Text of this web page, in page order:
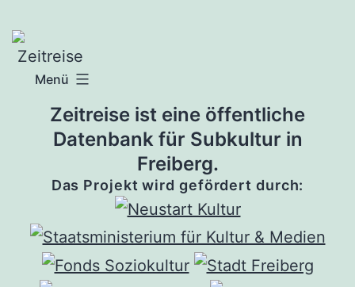
Inhalt
springen
Menü
Zeitreise ist eine öffentliche
Datenbank für Subkultur in
Freiberg.
Das Projekt wird gefördert durch: